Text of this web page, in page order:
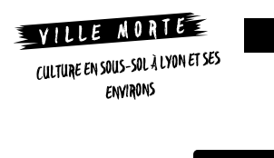
CULTURE EN SOUS-SOL À LYON ET SES
ENVIRONS